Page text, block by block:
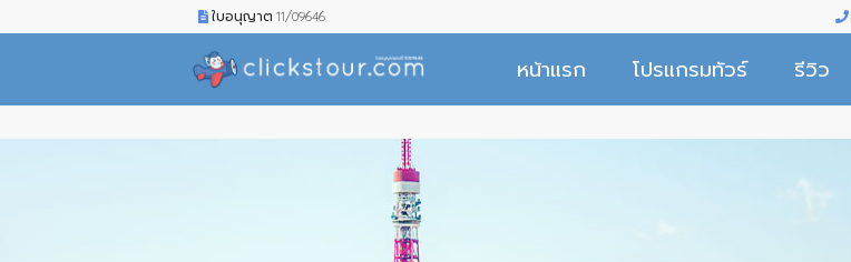
ใบอนุญาต 11/09646
หน้าแรก โปรแกรมทัวร์ รีวิว